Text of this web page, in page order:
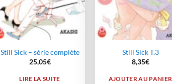
Still Sick – série complète
25,05€
LIRE LA SUITE
Still Sick T.3
8,35€
AJOUTER AU PANIER